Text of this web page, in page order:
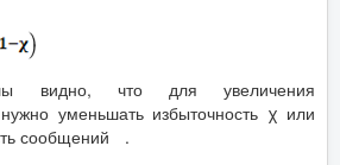
видно, что для увеличения
нужно уменьшать избыточность χ или
сообщений
.